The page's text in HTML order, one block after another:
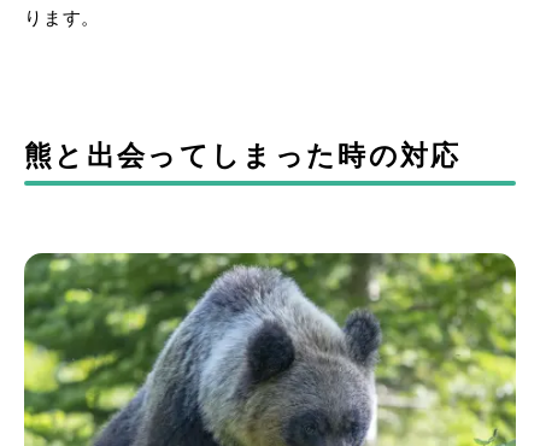
ります。
熊と出会ってしまった時の対応